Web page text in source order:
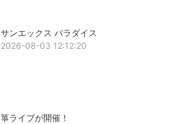
サンエックス パラダイス
2026-08-03 12:12:20
箏ライブが開催！